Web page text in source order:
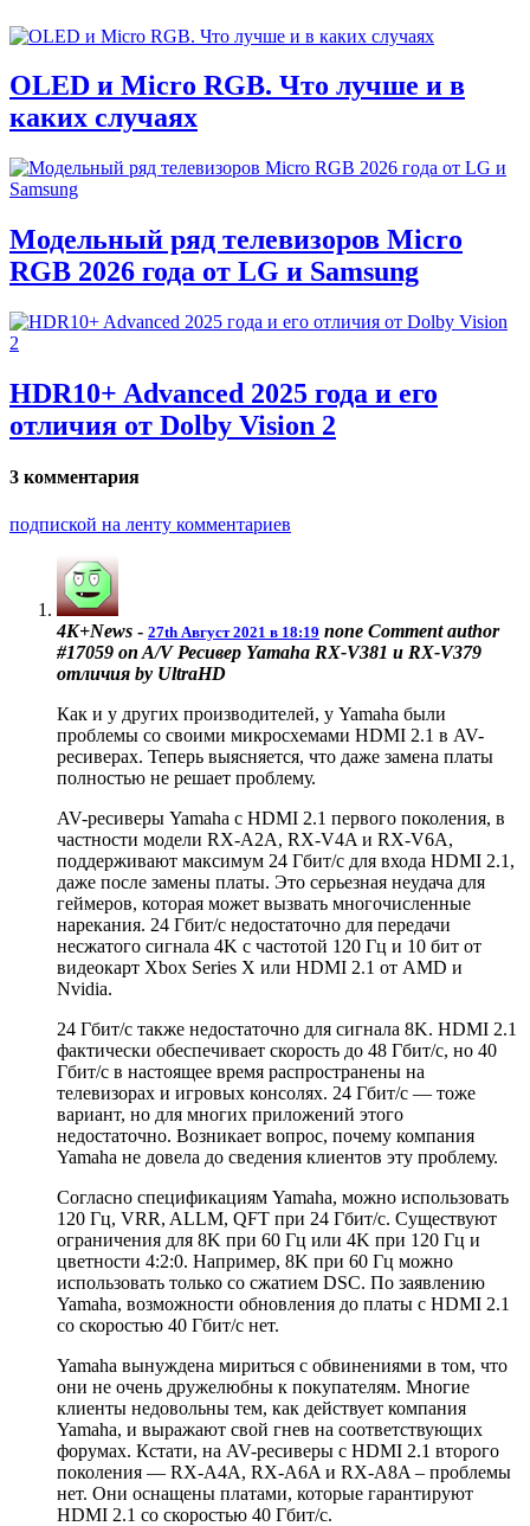
OLED и Micro RGB. Что лучше и в
каких случаях
Модельный ряд телевизоров Micro
RGB 2026 года от LG и Samsung
HDR10+ Advanced 2025 года и его
отличия от Dolby Vision 2
3 комментария
подпиской на ленту комментариев
4K+News - 27th Август 2021 в 18:19 none Comment author
#17059 on A/V Ресивер Yamaha RX-V381 и RX-V379
отличия by UltraHD
Как и у других производителей, у Yamaha были
проблемы со своими микросхемами HDMI 2.1 в AV-
ресиверах. Теперь выясняется, что даже замена платы
полностью не решает проблему.
AV-ресиверы Yamaha с HDMI 2.1 первого поколения, в
частности модели RX-A2A, RX-V4A и RX-V6A,
поддерживают максимум 24 Гбит/с для входа HDMI 2.1,
даже после замены платы. Это серьезная неудача для
геймеров, которая может вызвать многочисленные
нарекания. 24 Гбит/с недостаточно для передачи
несжатого сигнала 4K с частотой 120 Гц и 10 бит от
видеокарт Xbox Series X или HDMI 2.1 от AMD и
Nvidia.
24 Гбит/с также недостаточно для сигнала 8K. HDMI 2.1
фактически обеспечивает скорость до 48 Гбит/с, но 40
Гбит/с в настоящее время распространены на
телевизорах и игровых консолях. 24 Гбит/с — тоже
вариант, но для многих приложений этого
недостаточно. Возникает вопрос, почему компания
Yamaha не довела до сведения клиентов эту проблему.
Согласно спецификациям Yamaha, можно использовать
120 Гц, VRR, ALLM, QFT при 24 Гбит/с. Существуют
ограничения для 8K при 60 Гц или 4K при 120 Гц и
цветности 4:2:0. Например, 8K при 60 Гц можно
использовать только со сжатием DSC. По заявлению
Yamaha, возможности обновления до платы с HDMI 2.1
со скоростью 40 Гбит/с нет.
Yamaha вынуждена мириться с обвинениями в том, что
они не очень дружелюбны к покупателям. Многие
клиенты недовольны тем, как действует компания
Yamaha, и выражают свой гнев на соответствующих
форумах. Кстати, на AV-ресиверы с HDMI 2.1 второго
поколения — RX-A4A, RX-A6A и RX-A8A – проблемы
нет. Они оснащены платами, которые гарантируют
HDMI 2.1 со скоростью 40 Гбит/с.